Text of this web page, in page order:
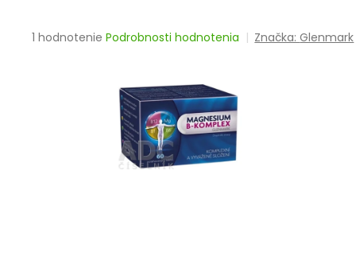
Priemerné
1 hodnotenie Podrobnosti hodnotenia Značka:Glenmark